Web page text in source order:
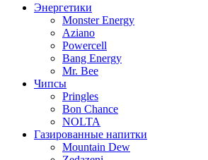
Энергетики
Monster Energy
Aziano
Powercell
Bang Energy
Mr. Bee
Чипсы
Pringles
Bon Chance
NOLTA
Газированные напитки
Mountain Dew